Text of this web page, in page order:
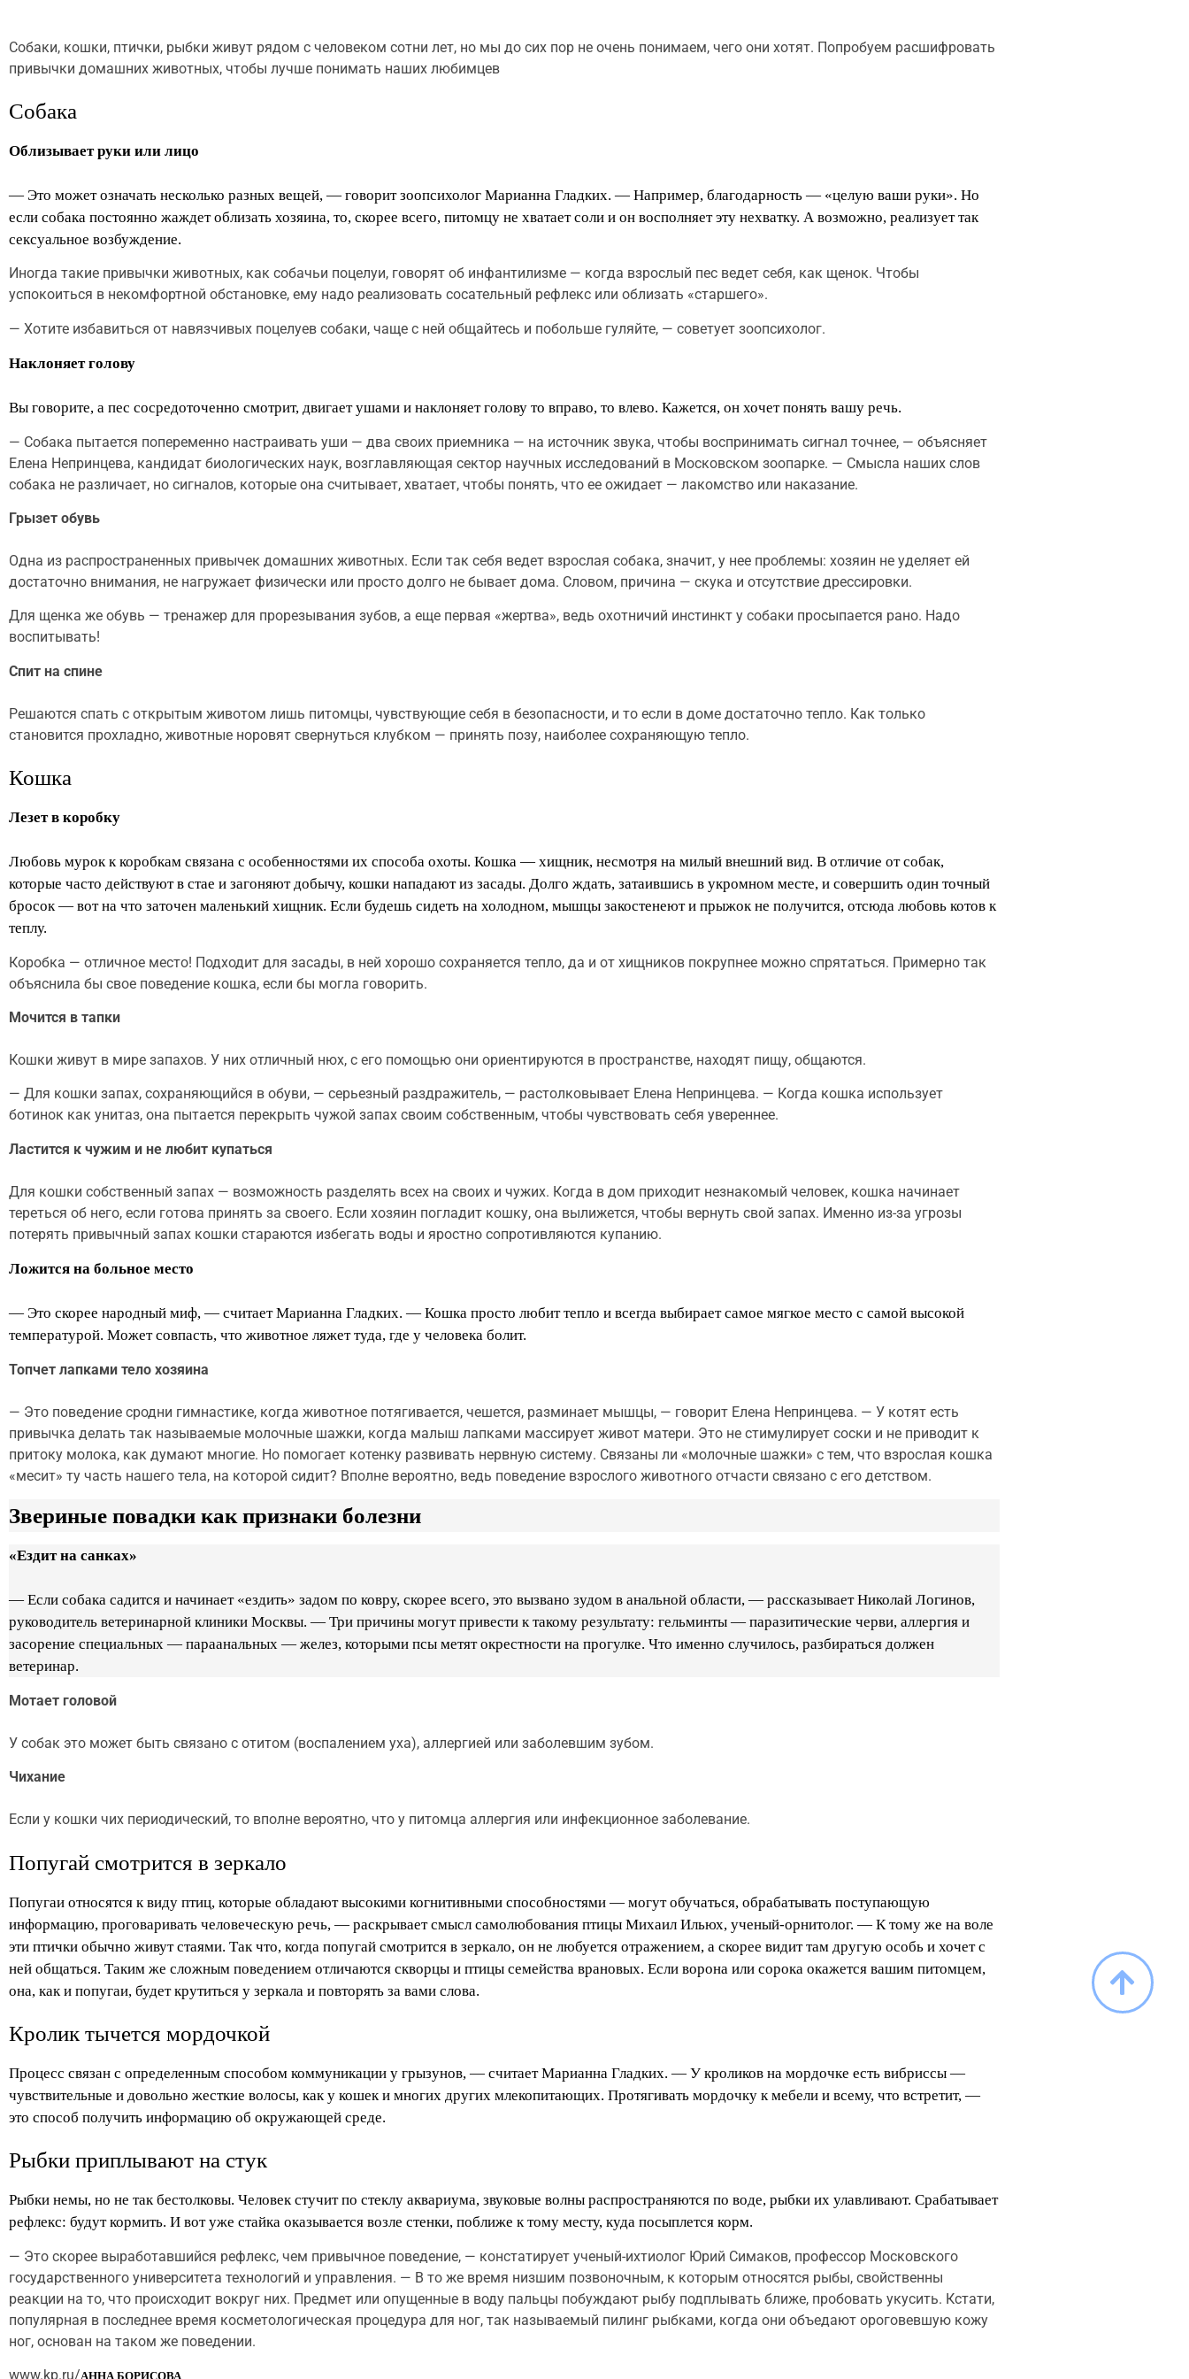
Собаки, кошки, птички, рыбки живут рядом с человеком сотни лет, но мы до сих пор не очень понимаем, чего они хотят. Попробуем расшифровать
привычки домашних животных, чтобы лучше понимать наших любимцев
Собака
Облизывает руки или лицо
— Это может означать несколько разных вещей, — говорит зоопсихолог Марианна Гладких. — Например, благодарность — «целую ваши руки». Но
если собака постоянно жаждет облизать хозяина, то, скорее всего, питомцу не хватает соли и он восполняет эту нехватку. А возможно, реализует так
сексуальное возбуждение.
Иногда такие привычки животных, как собачьи поцелуи, говорят об инфантилизме — когда взрослый пес ведет себя, как щенок. Чтобы
успокоиться в некомфортной обстановке, ему надо реализовать сосательный рефлекс или облизать «старшего».
— Хотите избавиться от навязчивых поцелуев собаки, чаще с ней общайтесь и побольше гуляйте, — советует зоопсихолог.
Наклоняет голову
Вы говорите, а пес сосредоточенно смотрит, двигает ушами и наклоняет голову то вправо, то влево. Кажется, он хочет понять вашу речь.
— Собака пытается попеременно настраивать уши — два своих приемника — на источник звука, чтобы воспринимать сигнал точнее, — объясняет
Елена Непринцева, кандидат биологических наук, возглавляющая сектор научных исследований в Московском зоопарке. — Смысла наших слов
собака не различает, но сигналов, которые она считывает, хватает, чтобы понять, что ее ожидает — лакомство или наказание.
Грызет обувь
Одна из распространенных привычек домашних животных. Если так себя ведет взрослая собака, значит, у нее проблемы: хозяин не уделяет ей
достаточно внимания, не нагружает физически или просто долго не бывает дома. Словом, причина — скука и отсутствие дрессировки.
Для щенка же обувь — тренажер для прорезывания зубов, а еще первая «жертва», ведь охотничий инстинкт у собаки просыпается рано. Надо
воспитывать!
Спит на спине
Решаются спать с открытым животом лишь питомцы, чувствующие себя в безопасности, и то если в доме достаточно тепло. Как только
становится прохладно, животные норовят свернуться клубком — принять позу, наиболее сохраняющую тепло.
Кошка
Лезет в коробку
Любовь мурок к коробкам связана с особенностями их способа охоты. Кошка — хищник, несмотря на милый внешний вид. В отличие от собак,
которые часто действуют в стае и загоняют добычу, кошки нападают из засады. Долго ждать, затаившись в укромном месте, и совершить один точный
бросок — вот на что заточен маленький хищник. Если будешь сидеть на холодном, мышцы закостенеют и прыжок не получится, отсюда любовь котов к
теплу.
Коробка — отличное место! Подходит для засады, в ней хорошо сохраняется тепло, да и от хищников покрупнее можно спрятаться. Примерно так
объяснила бы свое поведение кошка, если бы могла говорить.
Мочится в тапки
Кошки живут в мире запахов. У них отличный нюх, с его помощью они ориентируются в пространстве, находят пищу, общаются.
— Для кошки запах, сохраняющийся в обуви, — серьезный раздражитель, — растолковывает Елена Непринцева. — Когда кошка использует
ботинок как унитаз, она пытается перекрыть чужой запах своим собственным, чтобы чувствовать себя увереннее.
Ластится к чужим и не любит купаться
Для кошки собственный запах — возможность разделять всех на своих и чужих. Когда в дом приходит незнакомый человек, кошка начинает
тереться об него, если готова принять за своего. Если хозяин погладит кошку, она вылижется, чтобы вернуть свой запах. Именно из-за угрозы
потерять привычный запах кошки стараются избегать воды и яростно сопротивляются купанию.
Ложится на больное место
— Это скорее народный миф, — считает Марианна Гладких. — Кошка просто любит тепло и всегда выбирает самое мягкое место с самой высокой
температурой. Может совпасть, что животное ляжет туда, где у человека болит.
Топчет лапками тело хозяина
— Это поведение сродни гимнастике, когда животное потягивается, чешется, разминает мышцы, — говорит Елена Непринцева. — У котят есть
привычка делать так называемые молочные шажки, когда малыш лапками массирует живот матери. Это не стимулирует соски и не приводит к
притоку молока, как думают многие. Но помогает котенку развивать нервную систему. Связаны ли «молочные шажки» с тем, что взрослая кошка
«месит» ту часть нашего тела, на которой сидит? Вполне вероятно, ведь поведение взрослого животного отчасти связано с его детством.
Звериные повадки как признаки болезни
«Ездит на санках»
— Если собака садится и начинает «ездить» задом по ковру, скорее всего, это вызвано зудом в анальной области, — рассказывает Николай Логинов,
руководитель ветеринарной клиники Москвы. — Три причины могут привести к такому результату: гельминты — паразитические черви, аллергия и
засорение специальных — параанальных — желез, которыми псы метят окрестности на прогулке. Что именно случилось, разбираться должен
ветеринар.
Мотает головой
У собак это может быть связано с отитом (воспалением уха), аллергией или заболевшим зубом.
Чихание
Если у кошки чих периодический, то вполне вероятно, что у питомца аллергия или инфекционное заболевание.
Попугай смотрится в зеркало
Попугаи относятся к виду птиц, которые обладают высокими когнитивными способностями — могут обучаться, обрабатывать поступающую
информацию, проговаривать человеческую речь, — раскрывает смысл самолюбования птицы Михаил Ильюх, ученый-орнитолог. — К тому же на воле
эти птички обычно живут стаями. Так что, когда попугай смотрится в зеркало, он не любуется отражением, а скорее видит там другую особь и хочет с
ней общаться. Таким же сложным поведением отличаются скворцы и птицы семейства врановых. Если ворона или сорока окажется вашим питомцем,
она, как и попугаи, будет крутиться у зеркала и повторять за вами слова.
Кролик тычется мордочкой
Процесс связан с определенным способом коммуникации у грызунов, — считает Марианна Гладких. — У кроликов на мордочке есть вибриссы —
чувствительные и довольно жесткие волосы, как у кошек и многих других млекопитающих. Протягивать мордочку к мебели и всему, что встретит, —
это способ получить информацию об окружающей среде.
Рыбки приплывают на стук
Рыбки немы, но не так бестолковы. Человек стучит по стеклу аквариума, звуковые волны распространяются по воде, рыбки их улавливают. Срабатывает
рефлекс: будут кормить. И вот уже стайка оказывается возле стенки, поближе к тому месту, куда посыплется корм.
— Это скорее выработавшийся рефлекс, чем привычное поведение, — констатирует ученый-ихтиолог Юрий Симаков, профессор Московского
государственного университета технологий и управления. — В то же время низшим позвоночным, к которым относятся рыбы, свойственны
реакции на то, что происходит вокруг них. Предмет или опущенные в воду пальцы побуждают рыбу подплывать ближе, пробовать укусить. Кстати,
популярная в последнее время косметологическая процедура для ног, так называемый пилинг рыбками, когда они объедают ороговевшую кожу
ног, основан на таком же поведении.
www.kp.ru/АННА БОРИСОВА